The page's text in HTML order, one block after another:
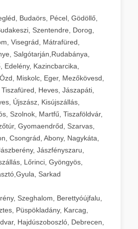
Budaörs, Pécel, Gödöllő,
Szentendre, Dorog,
Visegrád, Mátrafüred,
Salgótarján,Rudabánya,
Edelény, Kazincbarcika,
Miskolc, Eger, Mezőkövesd,
Heves, Jászapáti,
Újszász, Kisújszállás,
Szolnok, Martfű, Tiszaföldvár,
Gyomaendrőd, Szarvas,
Csongrád, Abony, Nagykáta,
Jászfényszaru,
Lőrinci, Gyöngyös,
Sarkad
Szeghalom, Berettyóújfalu,
Püspökladány, Karcag,
Hajdúszoboszló, Debrecen,